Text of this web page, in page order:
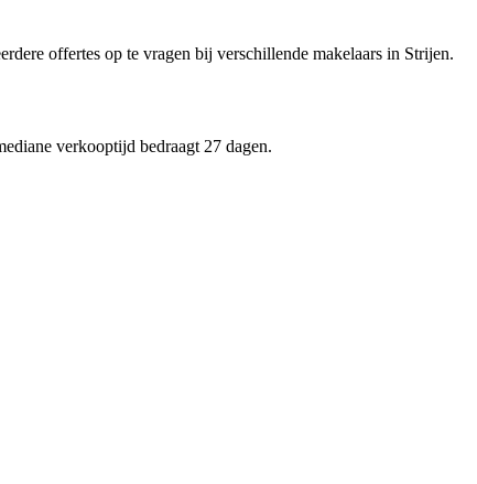
offertes op te vragen bij verschillende makelaars in Strijen.
verkooptijd bedraagt 27 dagen.